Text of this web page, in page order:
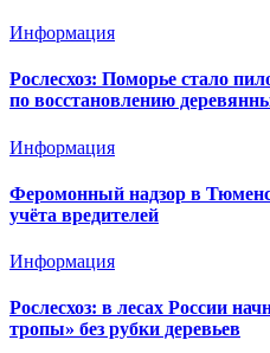
Информация
Рослесхоз: Поморье стало
по восстановлению
Информация
Феромонный надзор в
учёта вредителей
Информация
Рослесхоз: в лесах России
тропы» без рубки деревьев